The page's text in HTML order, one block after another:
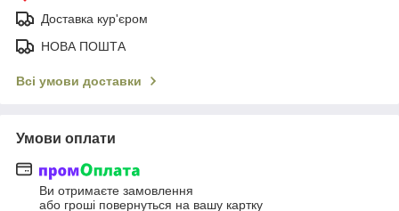
Доставка кур'єром
НОВА ПОШТА
Всі умови доставки
Умови оплати
Ви отримаєте замовлення
або гроші повернуться на вашу картку